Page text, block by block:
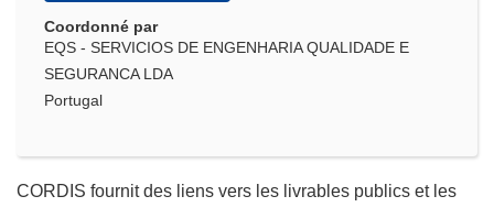
Coordonné par
EQS - SERVICIOS DE ENGENHARIA QUALIDADE E
SEGURANCA LDA
Portugal
CORDIS fournit des liens vers les livrables publics et les